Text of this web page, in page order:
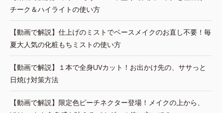
チーク＆ハイライトの使い方
【動画で解説】仕上げのミストでベースメイクのお直し不要！毎
夏大人気の化粧もちミストの使い方
【動画で解説】１本で全身UVカット！お出かけ先の、ササっと
日焼け対策方法
【動画で解説】限定色ピーチネクター登場！メイクの上から、